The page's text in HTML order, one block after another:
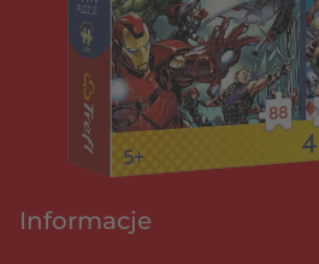
Informacje